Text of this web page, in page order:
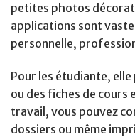
petites photos
applications sont
personnelle,
Pour les étudiante,
ou des fiches de cours
travail, vous pouvez
dossiers ou même